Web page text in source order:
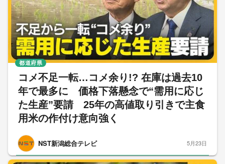
コメ不足一転…コメ余り!? 在庫は過去10
年で最多に 価格下落懸念で“需用に応じ
た生産”要請 25年の高値取り引きで主食
用米の作付け意向強く
NST新潟総合テレビ
都道府県
5月23日